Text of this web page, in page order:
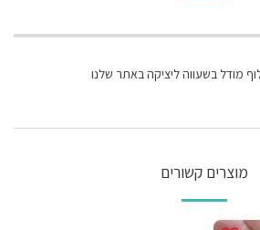
מודל בשעווה ליציקה באתר שלנו
מוצרים קשורים